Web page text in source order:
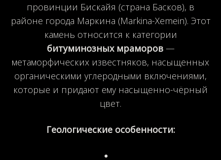
провинции Бискайя (страна Басков), в
районе города Маркина (Markina-Xemein). Этот
камень относится к категории
битуминозных мраморов—
метаморфических известняков, насыщенных
органическими углеродными включениями,
которые и придают ему насыщенно-чёрный
цвет.
Геологические особенности: